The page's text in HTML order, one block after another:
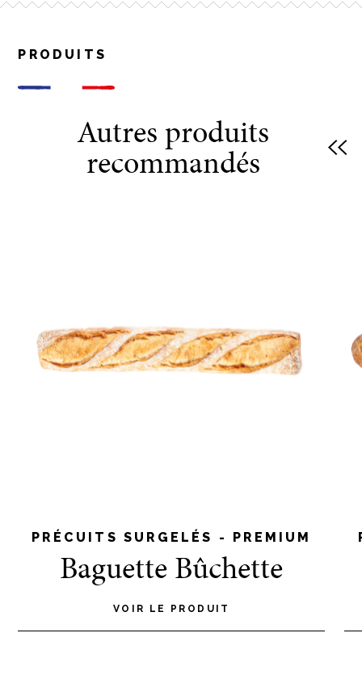
PRODUITS
Autres produits
recommandés
PRÉCUITS SURGELÉS - PREMIUM
Baguette Bûchette
VOIR LE PRODUIT